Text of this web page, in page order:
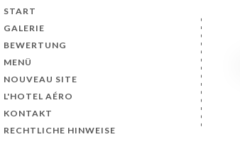
START
GALERIE
BEWERTUNG
MENÜ
NOUVEAU SITE
L'HOTEL AÉRO
KONTAKT
RECHTLICHE HINWEISE